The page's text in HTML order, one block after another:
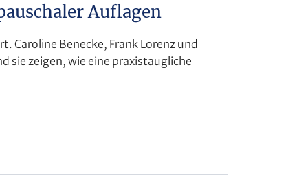
Auflagen
Caroline Benecke, Frank Lorenz und
sie zeigen, wie eine praxistaugliche